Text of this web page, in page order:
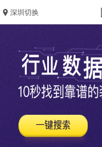
深圳切换